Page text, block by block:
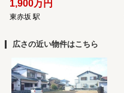
1,900万円
東赤坂 駅
広さの近い物件はこちら